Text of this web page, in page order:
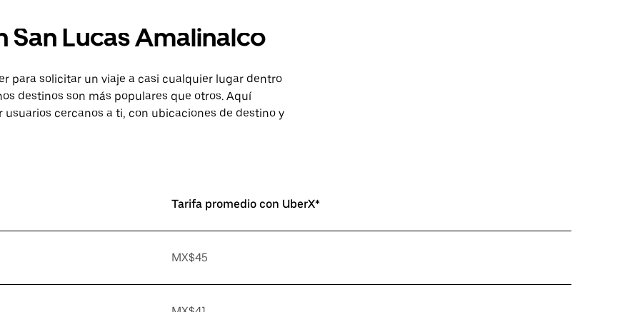
San Lucas Amalinalco
para solicitar un viaje a casi cualquier lugar dentro
destinos son más populares que otros. Aquí
cercanos a ti, con ubicaciones de destino y
Tarifa promedio con UberX*
MX$45